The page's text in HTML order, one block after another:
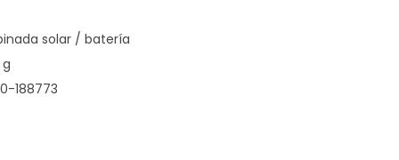
solar / batería
188773